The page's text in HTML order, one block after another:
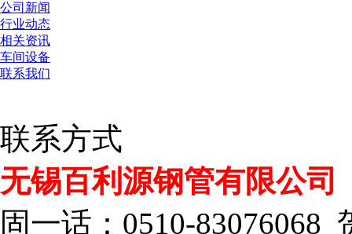
公司新闻
行业动态
相关资讯
车间设备
联系我们
联系方式
无锡百利源钢管有限公司
固一话：0510-83076068